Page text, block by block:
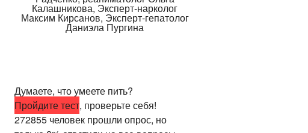
Думаете, что умеете пить?
Пройдите тест, проверьте себя!
272855 человек прошли опрос, но